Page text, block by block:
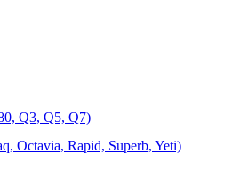
Q3, Q5, Q7)
Octavia, Rapid, Superb, Yeti)